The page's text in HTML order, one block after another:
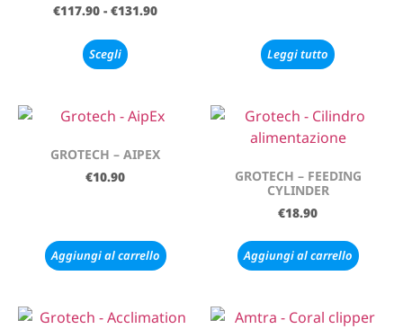
€117.90 - €131.90
Scegli Leggi tutto
GROTECH – AIPEX
€10.90
Aggiungi al carrello
GROTECH – FEEDING
CYLINDER
€18.90
Aggiungi al carrello